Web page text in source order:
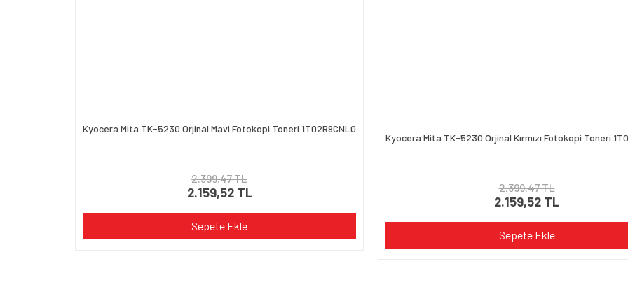
Kyocera Mita TK-5230 Orjinal Mavi Fotokopi Toneri 1T02R9CNL0
2.399,47 TL
2.159,52 TL
Sepete Ekle
Kyocera Mita TK-5230 Orjinal Kırmızı Fotokopi Toneri
2.399,47 TL
2.159,52 TL
Sepete Ekle